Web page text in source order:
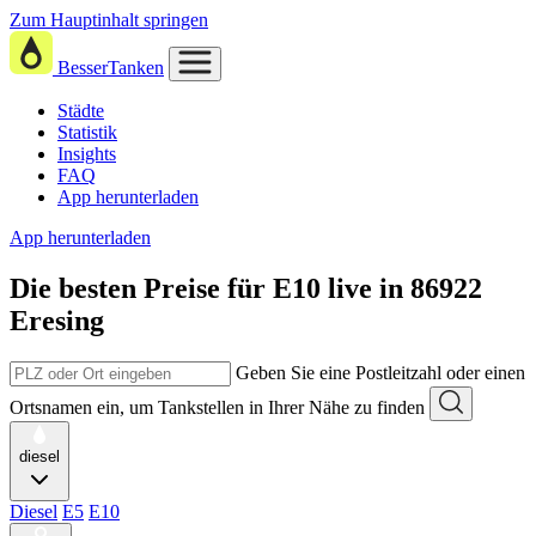
Zum Hauptinhalt springen
BesserTanken
Städte
Statistik
Insights
FAQ
App herunterladen
App herunterladen
Die besten Preise für E10 live in 86922
Eresing
Geben Sie eine Postleitzahl oder einen
Ortsnamen ein, um Tankstellen in Ihrer Nähe zu finden
diesel
Diesel E5 E10